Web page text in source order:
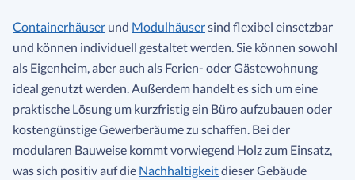
Containerhäuser und Modulhäusersind flexibel einsetzbar
und können individuell gestaltet werden. Sie können sowohl
als Eigenheim, aber auch als Ferien- oder Gästewohnung
ideal genutzt werden. Außerdem handelt es sich um eine
praktische Lösung um kurzfristig ein Büro aufzubauen oder
kostengünstige Gewerberäume zu schaffen. Bei der
modularen Bauweise kommt vorwiegend Holz zum Einsatz,
was sich positiv auf die Nachhaltigkeitdieser Gebäude